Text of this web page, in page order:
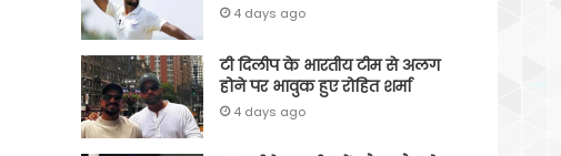
4 days ago
टी दिलीप के भारतीय टीम से अलग
होने पर भावुक हुए रोहित शर्मा
4 days ago